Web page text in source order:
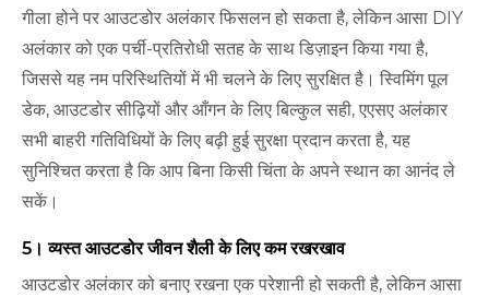
गीला होने पर आउटडोर अलंकार फिसलन हो सकता है, लेकिन आसा DIY
अलंकार को एक पर्ची-प्रतिरोधी सतह के साथ डिज़ाइन किया गया है,
जिससे यह नम परिस्थितियों में भी चलने के लिए सुरक्षित है। स्विमिंग पूल
डेक, आउटडोर सीढ़ियों और आँगन के लिए बिल्कुल सही, एएसए अलंकार
सभी बाहरी गतिविधियों के लिए बढ़ी हुई सुरक्षा प्रदान करता है, यह
सुनिश्चित करता है कि आप बिना किसी चिंता के अपने स्थान का आनंद ले
सकें।
5। व्यस्त आउटडोर जीवन शैली के लिए कम रखरखाव
आउटडोर अलंकार को बनाए रखना एक परेशानी हो सकती है, लेकिन आसा